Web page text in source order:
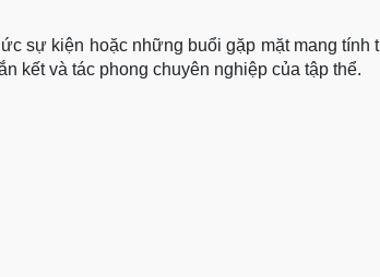
sự kiện hoặc những buổi gặp mặt mang tính
kết và tác phong chuyên nghiệp của tập thể.